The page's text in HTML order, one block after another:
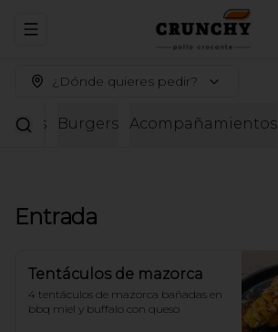
Abrir menu de navegación
¿Dónde quieres pedir?
Alitas Burgers Acompañamientos
Entrada
Tentáculos de mazorca
4 tentáculos de mazorca bañadas en
bbq miel y buffalo con queso